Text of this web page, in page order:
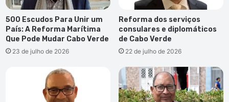
pessoa
500 Escudos Para Unir um
País: A Reforma Marítima
Que Pode Mudar Cabo Verde
23 de julho de 2026
Reforma dos serviços
consulares e diplomáticos
de Cabo Verde
22 de julho de 2026